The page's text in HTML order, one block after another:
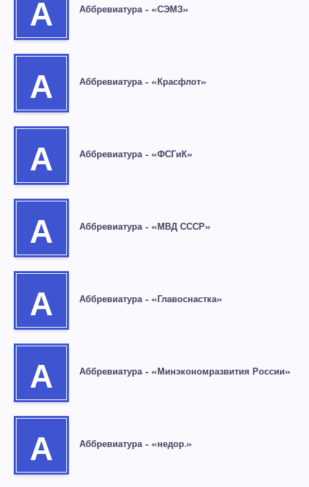
А Аббревиатура – «СЭМЗ»
А Аббревиатура – «Красфлот»
А Аббревиатура – «ФСГиК»
А Аббревиатура – «МВД СССР»
А Аббревиатура – «Главоснастка»
А Аббревиатура – «Минэкономразвития России»
А Аббревиатура – «недор.»